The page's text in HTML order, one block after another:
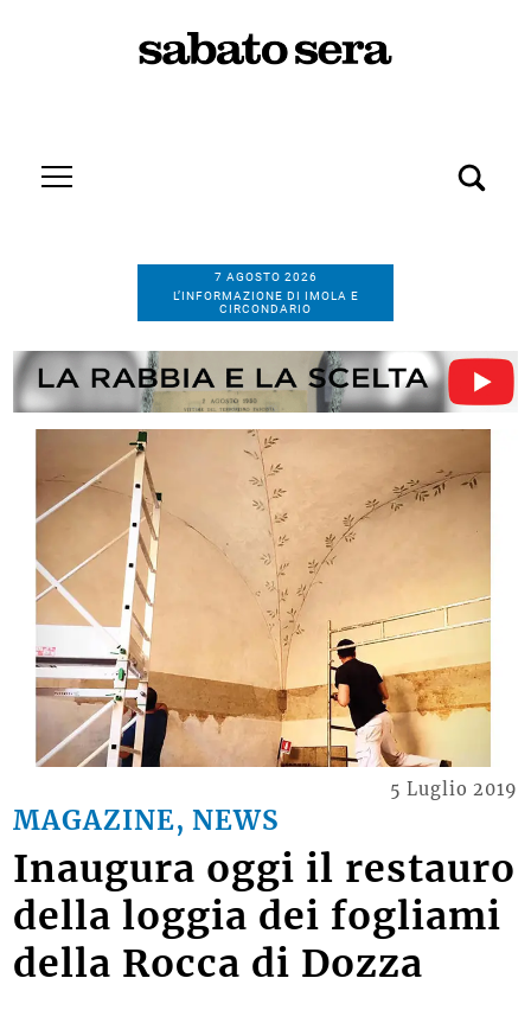
7 AGOSTO 2026
L’INFORMAZIONE DI IMOLA E
CIRCONDARIO
MAGAZINE, NEWS
5 Luglio 2019
Inaugura oggi il restauro
della loggia dei fogliami
della Rocca di Dozza